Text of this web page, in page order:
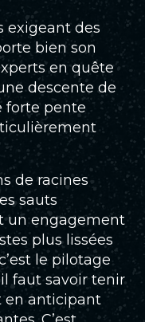
exigeant des
bien son
en quête
descente de
forte pente
de racines
sauts
un engagement
plus lissées
le pilotage
il faut savoir tenir
en anticipant